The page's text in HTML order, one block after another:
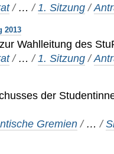
/ …/ 1. Sitzung /
2013
Wahlleitung des
/ …/1. Sitzung /
der
Gremien / …/